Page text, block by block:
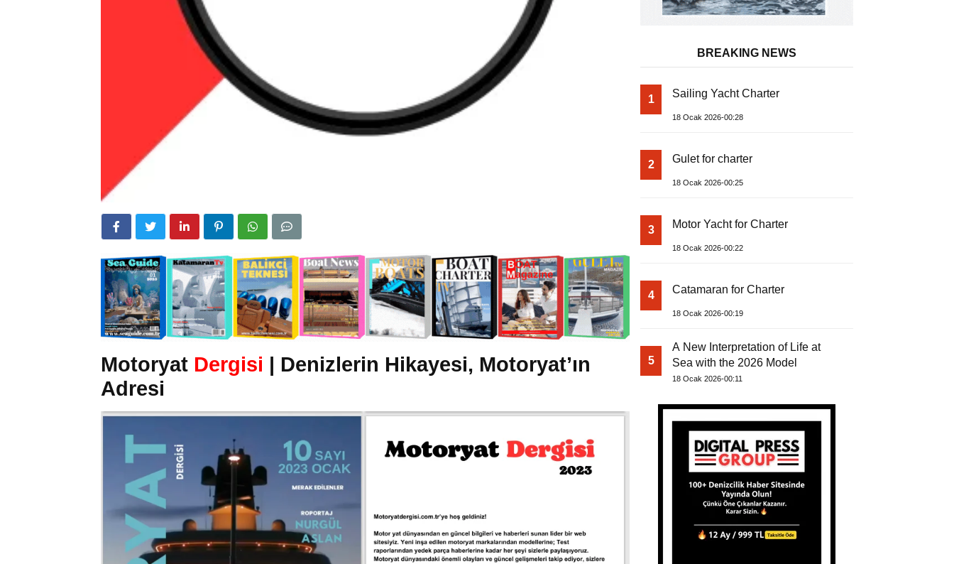
Motoryat Dergisi | Denizlerin Hikayesi, Motoryat’ın
Adresi
BREAKING NEWS
1 Sailing Yacht Charter
18 Ocak 2026-00:28
2 Gulet for charter
18 Ocak 2026-00:25
3 Motor Yacht for Charter
18 Ocak 2026-00:22
4 Catamaran for Charter
18 Ocak 2026-00:19
5
A New Interpretation of Life at
Sea with the 2026 Model
18 Ocak 2026-00:11